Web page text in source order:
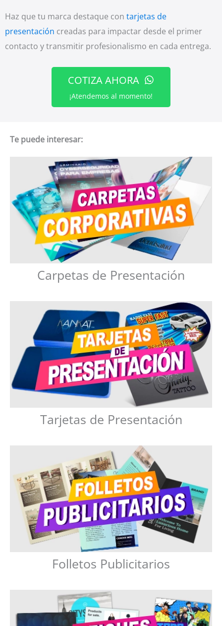
Haz que tu marca destaque con tarjetas de
presentación creadas para impactar desde el primer
contacto y transmitir profesionalismo en cada entrega.
COTIZA AHORA
¡Atendemos al momento!
Te puede interesar:
Carpetas de Presentación
Tarjetas de Presentación
Folletos Publicitarios